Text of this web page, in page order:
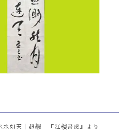
水如天｜超嘏 『江樓書感』より